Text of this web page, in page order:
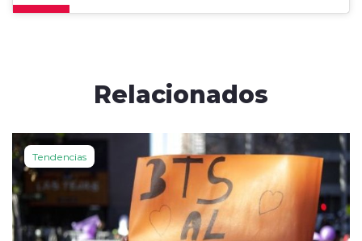
Relacionados
Tendencias